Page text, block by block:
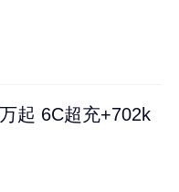
起 6C超充+702k